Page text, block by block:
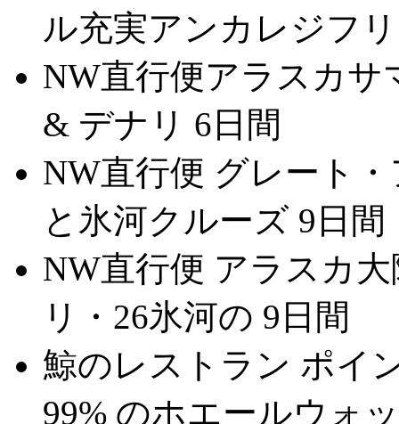
ル充実アンカレジフ
NW直行便アラスカ
& デナリ 6日間
NW直行便 グレート
と氷河クルーズ 9日間
NW直行便 アラスカ
リ・26氷河の 9日間
鯨のレストラン ポイ
99% のホエールウォ